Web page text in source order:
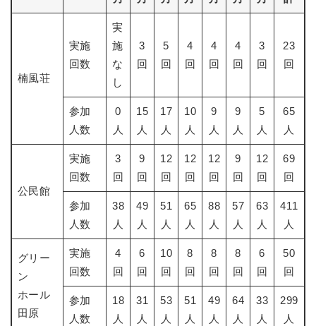
楠風荘
実施
回数
実
施
な
し
3
回
5
回
4
回
4
回
4
回
3
回
23
回
参加
人数
0
人
15
人
17
人
10
人
9
人
9
人
5
人
65
人
公民館
実施
回数
3
回
9
回
12
回
12
回
12
回
9
回
12
回
69
回
参加
人数
38
人
49
人
51
人
65
人
88
人
57
人
63
人
411
人
グリー
ン
ホール
田原
実施
回数
4
回
6
回
10
回
8
回
8
回
8
回
6
回
50
回
参加
人数
18
人
31
人
53
人
51
人
49
人
64
人
33
人
299
人